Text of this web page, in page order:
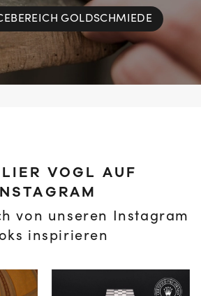
GOLDSCHMIEDE
VOGL AUF
von unseren Instagram
inspirieren